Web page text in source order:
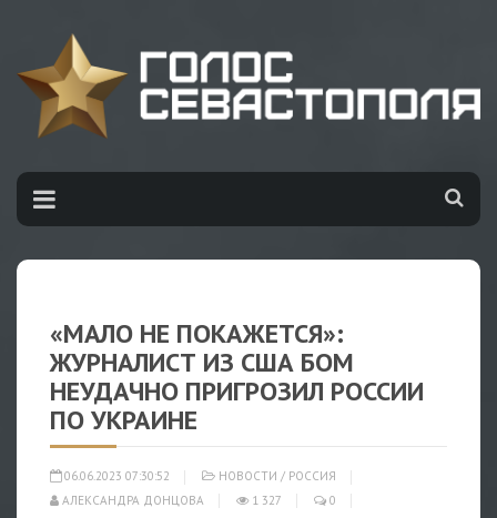
«МАЛО НЕ ПОКАЖЕТСЯ»:
ЖУРНАЛИСТ ИЗ США БОМ
НЕУДАЧНО ПРИГРОЗИЛ РОССИИ
ПО УКРАИНЕ
06.06.2023 07:30:52 НОВОСТИ / РОССИЯ
АЛЕКСАНДРА ДОНЦОВА
1 327 0